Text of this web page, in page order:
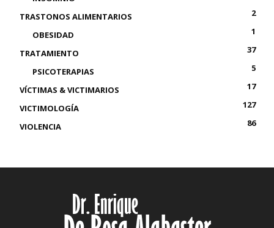
TRASTONOS ALIMENTARIOS
2
OBESIDAD
1
TRATAMIENTO
37
PSICOTERAPIAS
5
VÍCTIMAS & VICTIMARIOS
17
VICTIMOLOGÍA
127
VIOLENCIA
86